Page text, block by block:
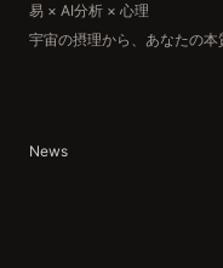
易 × AI分析 × 心理
宇宙の摂理から、あなたの本
News